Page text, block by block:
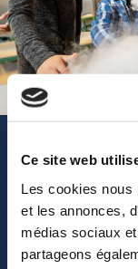
Ce site web
Les cookies nous
et les annonces,
médias sociaux
partageons